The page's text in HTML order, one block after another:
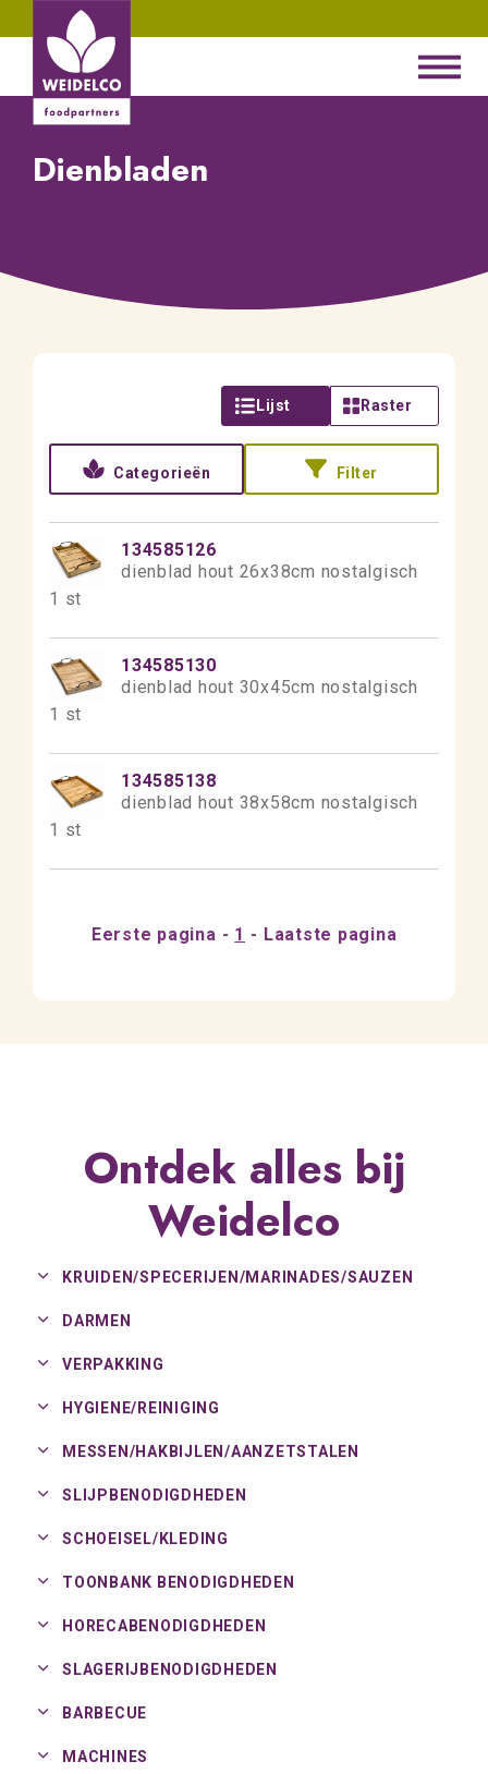
Dienbladen
Lijst Raster
Categorieën Filter
134585126
dienblad hout 26x38cm nostalgisch
1 st
134585130
dienblad hout 30x45cm nostalgisch
1 st
134585138
dienblad hout 38x58cm nostalgisch
1 st
Eerste pagina 1 Laatste pagina
Ontdek alles bij
Weidelco
KRUIDEN/SPECERIJEN/MARINADES/SAUZEN
DARMEN
VERPAKKING
HYGIENE/ REINIGING
MESSEN/HAKBIJLEN/AANZETSTALEN
SLIJPBENODIGDHEDEN
SCHOEISEL/ KLEDING
TOONBANK BENODIGDHEDEN
HORECABENODIGDHEDEN
SLAGERIJBENODIGDHEDEN
BARBECUE
MACHINES